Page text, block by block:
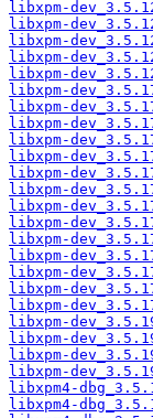
libxpm-
libxpm-
libxpm-
libxpm-
libxpm-
libxpm-
libxpm-
libxpm-
libxpm-
libxpm-
libxpm-
libxpm-
libxpm-
libxpm-
libxpm-
libxpm-
libxpm-
libxpm-
libxpm-
libxpm-
libxpm-
libxpm-
libxpm-
libxpm4-
libxpm4-